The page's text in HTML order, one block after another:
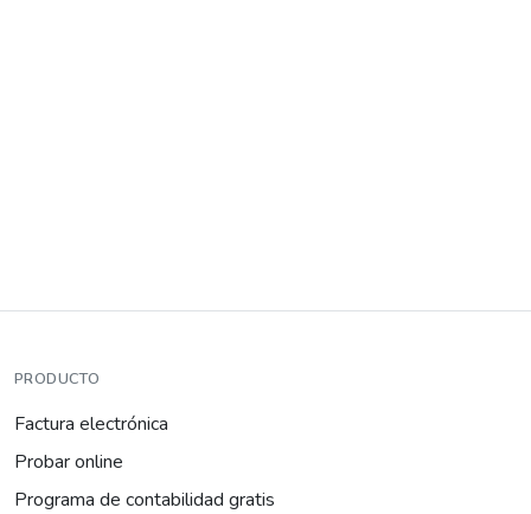
PRODUCTO
Factura electrónica
Probar online
Programa de contabilidad gratis